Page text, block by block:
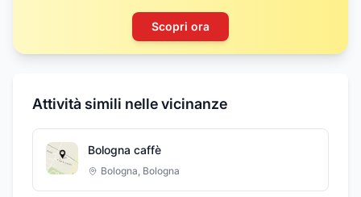
Scopri ora
Attività simili nelle vicinanze
Bologna caffè
Bologna, Bologna